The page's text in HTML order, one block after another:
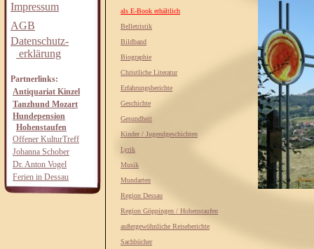
Impressum
AGB
Datenschutz-
erklärung
Partnerlinks:
Antiquariat Kinzel
Tanzhund Mozart
Hundepension
Hohenstaufen
Offener KulturTreff
Johanna Schober
Dr. Anton Vogel
Ferien in Dessau
als E-Book erhältlich
Belletristik
Bildband
Biographie
Christliche Literatur
Erfahrungsberichte
Geschichte
Gesundheit
Kinder / Jugendgeschichten
Lyrik
Musik
Mundarten
Region Dessau
Region Göppingen / Hohenstaufen
außergewöhnliche Reiseberichte
Sachbücher